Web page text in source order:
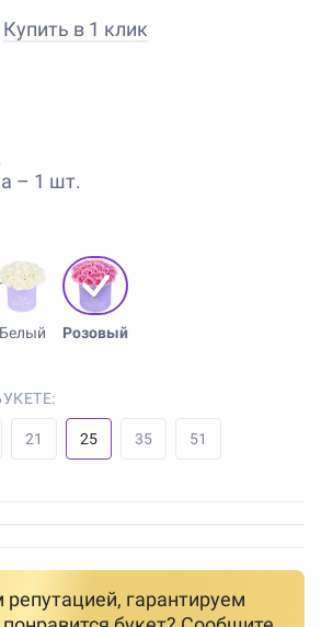
Купить в 1 клик
– 1 шт.
Белый Розовый
21 25 35 51
гарантируем